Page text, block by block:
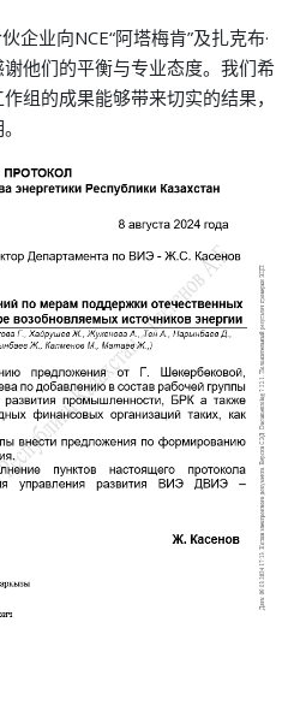
企业向NCE“阿塔梅肯”及扎克布·
他们的平衡与专业态度。我们希
组的成果能够带来切实的结果，